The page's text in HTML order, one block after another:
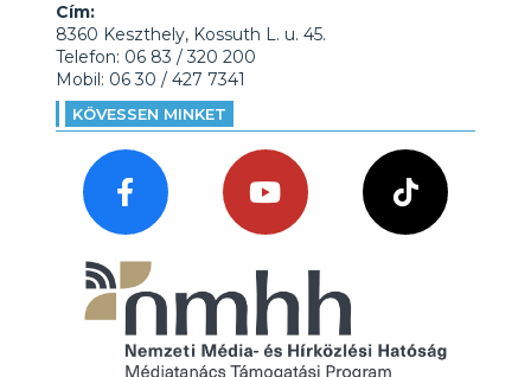
Cím:
8360 Keszthely, Kossuth L. u. 45.
Telefon: 06 83 / 320 200
Mobil: 06 30 / 427 7341
KÖVESSEN MINKET